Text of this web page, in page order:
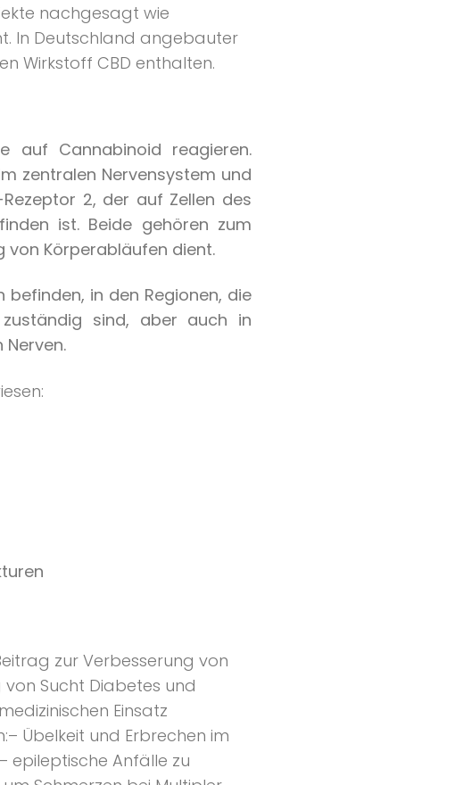
nachgesagt wie
In Deutschland angebauter
Wirkstoff CBD enthalten.
auf Cannabinoid reagieren.
zentralen Nervensystem und
2, der auf Zellen des
ist. Beide gehören zum
von Körperabläufen dient.
in den Regionen, die
zuständig sind, aber auch in
zur Verbesserung von
Sucht Diabetes und
Einsatz
Übelkeit und Erbrechen im
epileptische Anfälle zu